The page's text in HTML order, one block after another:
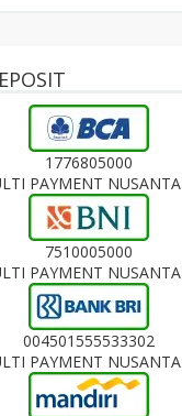
1776805000
PAYMENT
7510005000
PAYMENT
004501555533302
PAYMENT